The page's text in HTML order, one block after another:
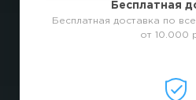
Бесплатная
Бесплатная доставка по
от 10.000